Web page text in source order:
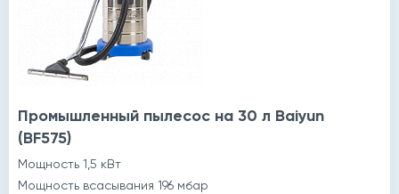
Промышленный пылесос на 30 л Baiyun
(BF575)
Мощность 1,5 кВт
Мощность всасывания 196 мбар